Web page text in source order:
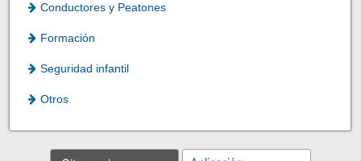
Conductores y Peatones
Formación
Seguridad infantil
Otros